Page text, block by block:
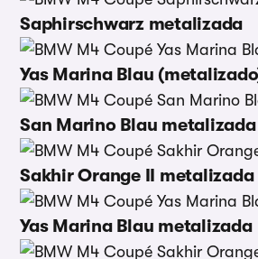
Saphirschwarz metalizada
Yas Marina Blau
San Marino Blau metalizada
Sakhir Orange II metalizada
Yas Marina Blau metalizada